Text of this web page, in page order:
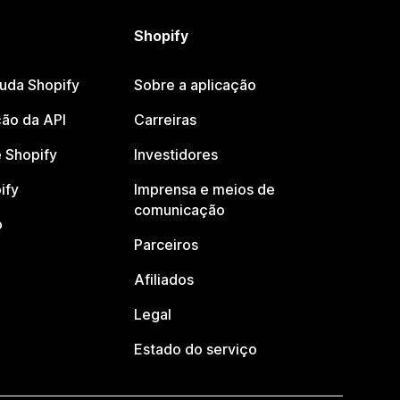
Shopify
da API
Shopify
Shopify
Sobre a aplicação
Carreiras
Investidores
Imprensa e meios de
comunicação
Parceiros
Afiliados
Legal
Estado do serviço